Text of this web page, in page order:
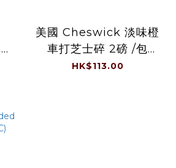
美國 Cheswick 淡味橙
車打芝士碎 2磅 /包
Mild Cheddar
HK$113.00